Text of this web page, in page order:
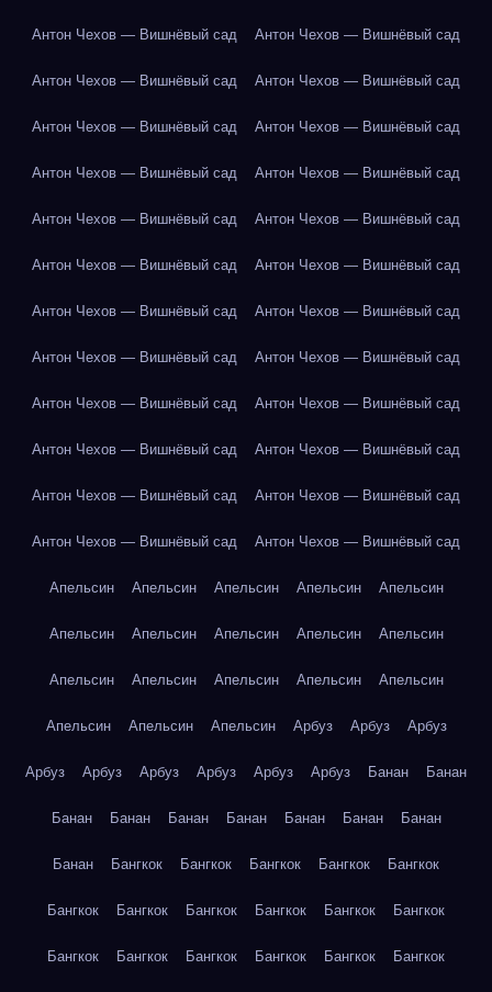
Антон Чехов — Вишнёвый сад Антон Чехов — Вишнёвый сад
Антон Чехов — Вишнёвый сад Антон Чехов — Вишнёвый сад
Антон Чехов — Вишнёвый сад Антон Чехов — Вишнёвый сад
Антон Чехов — Вишнёвый сад Антон Чехов — Вишнёвый сад
Антон Чехов — Вишнёвый сад Антон Чехов — Вишнёвый сад
Антон Чехов — Вишнёвый сад Антон Чехов — Вишнёвый сад
Антон Чехов — Вишнёвый сад Антон Чехов — Вишнёвый сад
Антон Чехов — Вишнёвый сад Антон Чехов — Вишнёвый сад
Антон Чехов — Вишнёвый сад Антон Чехов — Вишнёвый сад
Антон Чехов — Вишнёвый сад Антон Чехов — Вишнёвый сад
Антон Чехов — Вишнёвый сад Антон Чехов — Вишнёвый сад
Антон Чехов — Вишнёвый сад Антон Чехов — Вишнёвый сад
Апельсин Апельсин Апельсин Апельсин Апельсин
Апельсин Апельсин Апельсин Апельсин Апельсин
Апельсин Апельсин Апельсин Апельсин Апельсин
Апельсин Апельсин Апельсин Арбуз Арбуз Арбуз
Арбуз Арбуз Арбуз Арбуз Арбуз Арбуз Банан Банан
Банан Банан Банан Банан Банан Банан Банан
Банан Бангкок Бангкок Бангкок Бангкок Бангкок
Бангкок Бангкок Бангкок Бангкок Бангкок Бангкок
Бангкок Бангкок Бангкок Бангкок Бангкок Бангкок